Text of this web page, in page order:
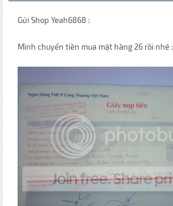
Gửi Shop Yeah6868 :
Mình chuyển tiền mua mặt hàng 26 rồi nhé :